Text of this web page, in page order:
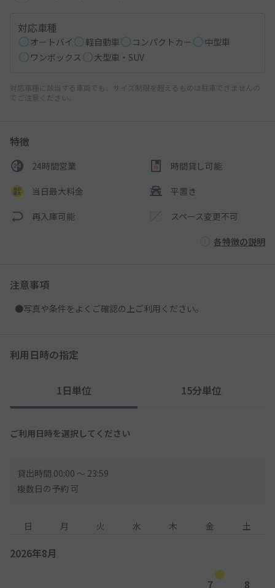
対応車種
オートバイ 軽自動車 コンパクトカー
中型車
ワンボックス
大型車・SUV
対応車種に該当する車両でも、サイズ制限を超えるものは駐車できませんの
でご注意ください。
特徴
24時間営業 時間貸し可能
当日最大料金 平置き
再入庫可能 スペース変更不可
各特徴の説明
注意事項
●写真や条件をよくご確認の上ご利用ください。
利用日時の指定
1日単位 15分単位
ご利用日時を選択してください
貸出時間 00:00 〜 23:59
複数日の予約 可
日 月 火 水 木 金 土
2026年8月
7 8